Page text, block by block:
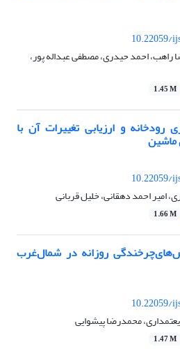
10.22059/
احمد حیدری، مصطفی عبداله پور،
1.45 M
و ارزیابی تغییرات آن با
10.22059/
امیر احمد دهقانی، خلیل قربانی
1.66 M
روزانه در شمال‌غرب
10.22059/
محمدرضا پیشوایی
1.47 M